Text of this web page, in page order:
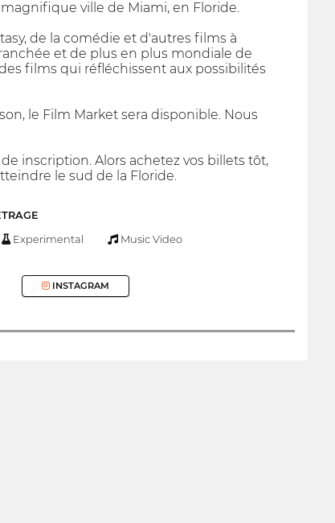
ville de Miami, en Floride.
de la comédie et d'autres films à
et de plus en plus mondiale de
films qui réfléchissent aux possibilités
le Film Market sera disponible. Nous
inscription. Alors achetez vos billets tôt,
le sud de la Floride.
Experimental Music Video
INSTAGRAM